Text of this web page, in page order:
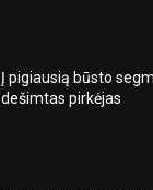
Į pigiausią būsto
dešimtas pirkėjas